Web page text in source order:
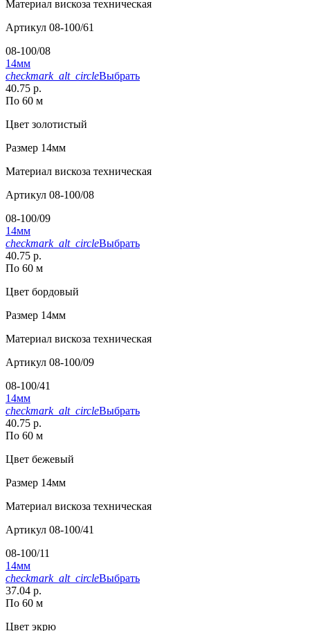
Материал вискоза техническая
Артикул 08-100/61
08-100/08
14мм
checkmark_alt_circleВыбрать
40.75 р.
По 60 м
Цвет золотистый
Размер 14мм
Материал вискоза техническая
Артикул 08-100/08
08-100/09
14мм
checkmark_alt_circleВыбрать
40.75 р.
По 60 м
Цвет бордовый
Размер 14мм
Материал вискоза техническая
Артикул 08-100/09
08-100/41
14мм
checkmark_alt_circleВыбрать
40.75 р.
По 60 м
Цвет бежевый
Размер 14мм
Материал вискоза техническая
Артикул 08-100/41
08-100/11
14мм
checkmark_alt_circleВыбрать
37.04 р.
По 60 м
Цвет экрю